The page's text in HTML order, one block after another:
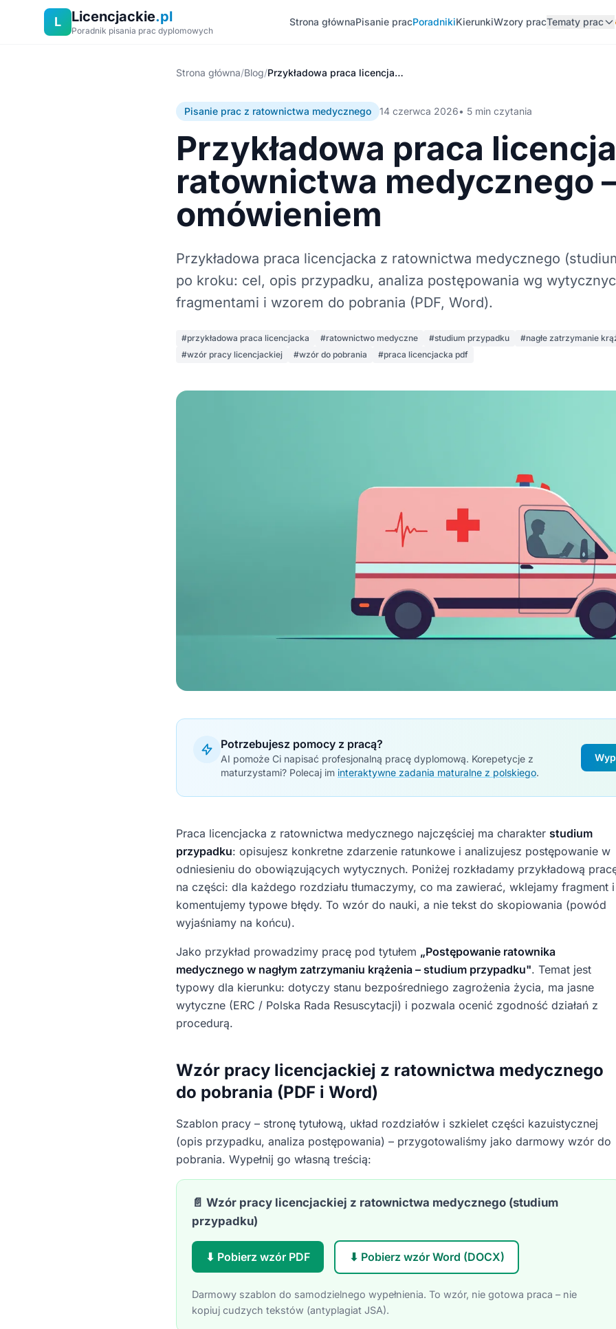
L Licencjackie.pl
Poradnik pisania prac dyplomowych
Strona głównaPisanie pracPoradnikiKierunkiWzory pracTematy prac
Strona główna/Blog/ Przykładowa praca licencjacka z ratownictwa medycznego – wzór z omówieniem
Pisanie prac z ratownictwa medycznego 14 czerwca 2026• 5 min czytania
Przykładowa praca
ratownictwa medycznego
omówieniem
Przykładowa praca licencjacka z ratownictwa medycznego
po kroku: cel, opis przypadku, analiza postępowania wg
fragmentami i wzorem do pobrania (PDF, Word).
#przykładowa praca licencjacka #ratownictwo medyczne #studium przypadku
#nagłe zatrzymanie
#wzór pracy licencjackiej
#wzór do pobrania #praca licencjacka pdf
Potrzebujesz pomocy z pracą?
AI pomoże Ci napisać profesjonalną pracę dyplomową. Korepetycje z
maturzystami? Polecaj im interaktywne zadania maturalne z polskiego.
Praca licencjacka z ratownictwa medycznego najczęściej ma charakter studium
przypadku: opisujesz konkretne zdarzenie ratunkowe i analizujesz postępowanie w
odniesieniu do obowiązujących wytycznych. Poniżej rozkładamy przykładową
na części: dla każdego rozdziału tłumaczymy, co ma zawierać, wklejamy fragment i
komentujemy typowe błędy. To wzór do nauki, a nie tekst do skopiowania (powód
wyjaśniamy na końcu).
Jako przykład prowadzimy pracę pod tytułem „Postępowanie ratownika
medycznego w nagłym zatrzymaniu krążenia – studium przypadku". Temat jest
typowy dla kierunku: dotyczy stanu bezpośredniego zagrożenia życia, ma jasne
wytyczne (ERC / Polska Rada Resuscytacji) i pozwala ocenić zgodność działań z
procedurą.
Wzór pracy licencjackiej z ratownictwa medycznego
do pobrania (PDF i Word)
Szablon pracy – stronę tytułową, układ rozdziałów i szkielet części kazuistycznej
(opis przypadku, analiza postępowania) – przygotowaliśmy jako darmowy wzór do
pobrania. Wypełnij go własną treścią:
📄 Wzór pracy licencjackiej z ratownictwa medycznego (studium
przypadku)
⬇ Pobierz wzór PDF ⬇ Pobierz wzór Word (DOCX)
Darmowy szablon do samodzielnego wypełnienia. To wzór, nie gotowa praca – nie
kopiuj cudzych tekstów (antyplagiat JSA).